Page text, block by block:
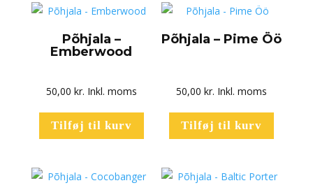
Põhjala –
Emberwood
50,00 kr. Inkl. moms
Tilføj til kurv
Põhjala – Pime Öö
50,00kr. Inkl. moms
Tilføj til kurv